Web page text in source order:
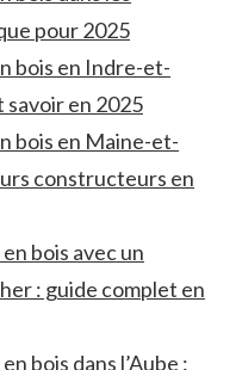
pour 2025
bois en Indre-et-
savoir en 2025
bois en Maine-et-
constructeurs en
bois avec un
: guide complet en
bois dans l’Aube :